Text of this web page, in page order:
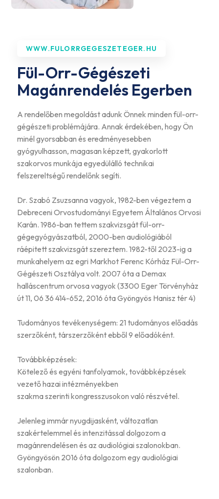
WWW.FULORRGEGESZETEGER.HU
Fül-Orr-Gégészeti
Magánrendelés Egerben
A rendelőben megoldást adunk Önnek minden fül-orr-
gégészeti problémájára. Annak érdekében, hogy Ön
minél gyorsabban és eredményesebben
gyógyulhasson, magasan képzett, gyakorlott
szakorvos munkája egyedülálló technikai
felszereltségű rendelőnk segíti.
Dr. Szabó Zsuzsanna vagyok, 1982-ben végeztem a
Debreceni Orvostudományi Egyetem Általános Orvosi
Karán. 1986-ban tettem szakvizsgát fül-orr-
gégegyógyászatból, 2000-ben audiológiából
ráépitett szakvizsgát szereztem. 1982-től 2023-ig a
munkahelyem az egri Markhot Ferenc Kórház Fül-Orr-
Gégészeti Osztálya volt. 2007 óta a Demax
halláscentrum orvosa vagyok (3300 Eger Törvényház
út 11, 06 36 414-652, 2016 óta Gyöngyös Hanisz tér 4)
Tudományos tevékenységem: 21 tudományos előadás
szerzőként, társzerzőként ebből 9 előadóként.
Továbbképzések:
Kötelező és egyéni tanfolyamok, továbbképzések
vezető hazai intézményekben
szakma szerinti kongresszusokon való részvétel.
Jelenleg immár nyugdijasként, változatlan
szakértelemmel és intenzitással dolgozom a
magánrendelésen és az audiológiai szalonokban.
Gyöngyösön 2016 óta dolgozom egy audiológiai
szalonban.